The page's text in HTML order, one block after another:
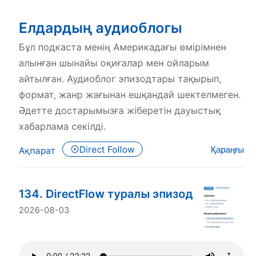
Елдардың аудиоблогы
Бұл подкаста менің Америкадағы өмірімнен
алынған шынайы оқиғалар мен ойларым
айтылған. Аудиоблог эпизодтары тақырып,
формат, жанр жағынан ешқандай шектелмеген.
Әдетте достарымызға жіберетін дауыстық
хабарлама секілді.
Ақпарат Direct Follow Қараңғы
134. DirectFlow туралы эпизод
2026-08-03